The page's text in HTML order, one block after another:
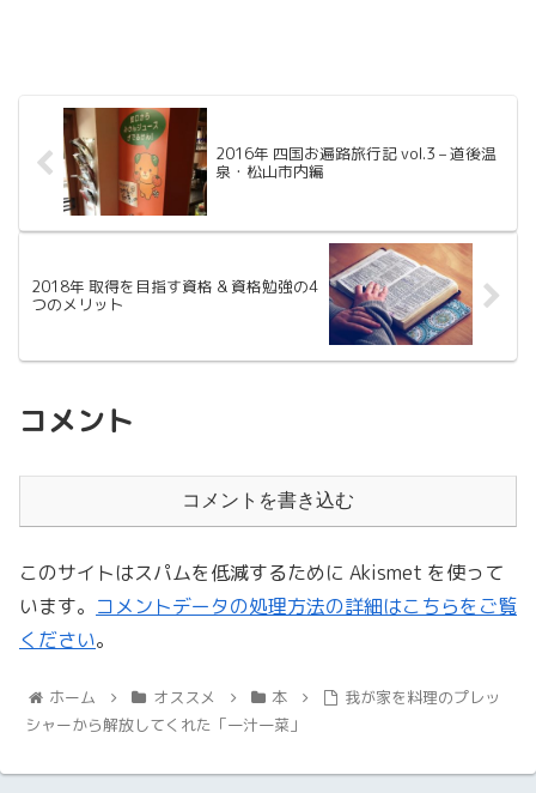
2016年 四国お遍路旅行記 vol.3 – 道後温
泉・松山市内編
2018年 取得を目指す資格 & 資格勉強の4
つのメリット
コメント
コメントを書き込む
このサイトはスパムを低減するために Akismet を使って
います。 コメントデータの処理方法の詳細はこちらをご覧
ください。
ホーム オススメ 本
我が家を料理のプレッ
シャーから解放してくれた「一汁一菜」